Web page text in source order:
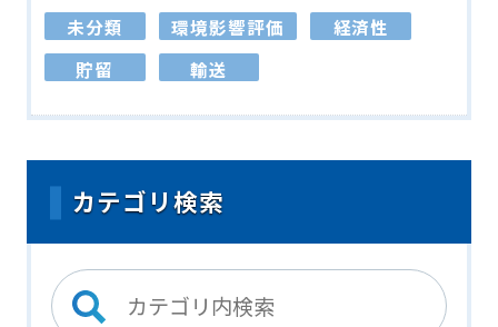
未分類
環境影響評価
経済性
貯留
輸送
カテゴリ検索